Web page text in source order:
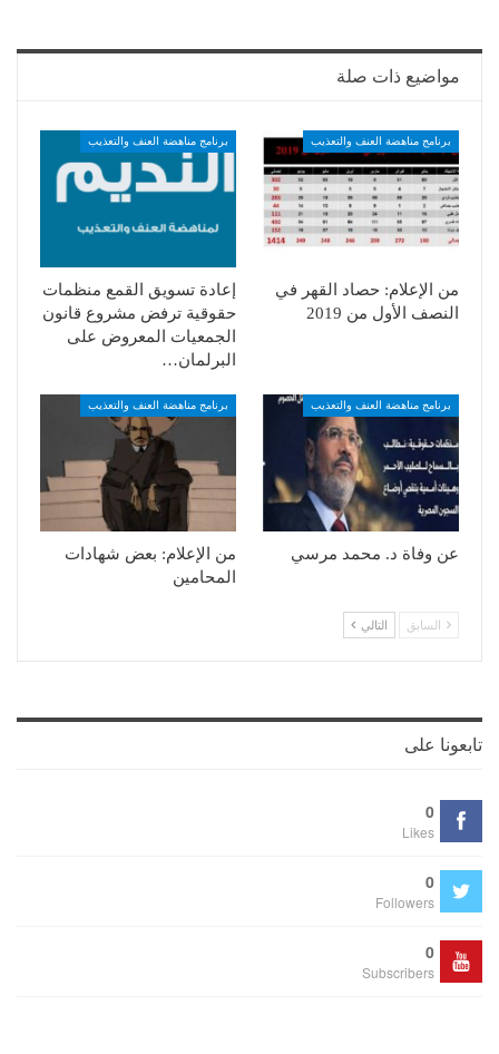
مواضيع ذات صلة
برنامج مناهضة العنف والتعذيب
من الإعلام: حصاد القهر في
النصف الأول من 2019
برنامج مناهضة العنف والتعذيب
إعادة تسويق القمع منظمات
حقوقية ترفض مشروع قانون
الجمعيات المعروض على
البرلمان…
برنامج مناهضة العنف والتعذيب
عن وفاة د. محمد مرسي
برنامج مناهضة العنف والتعذيب
من الإعلام: بعض شهادات
المحامين
السابق التالي
تابعونا على
0
Likes
0
Followers
0
Subscribers